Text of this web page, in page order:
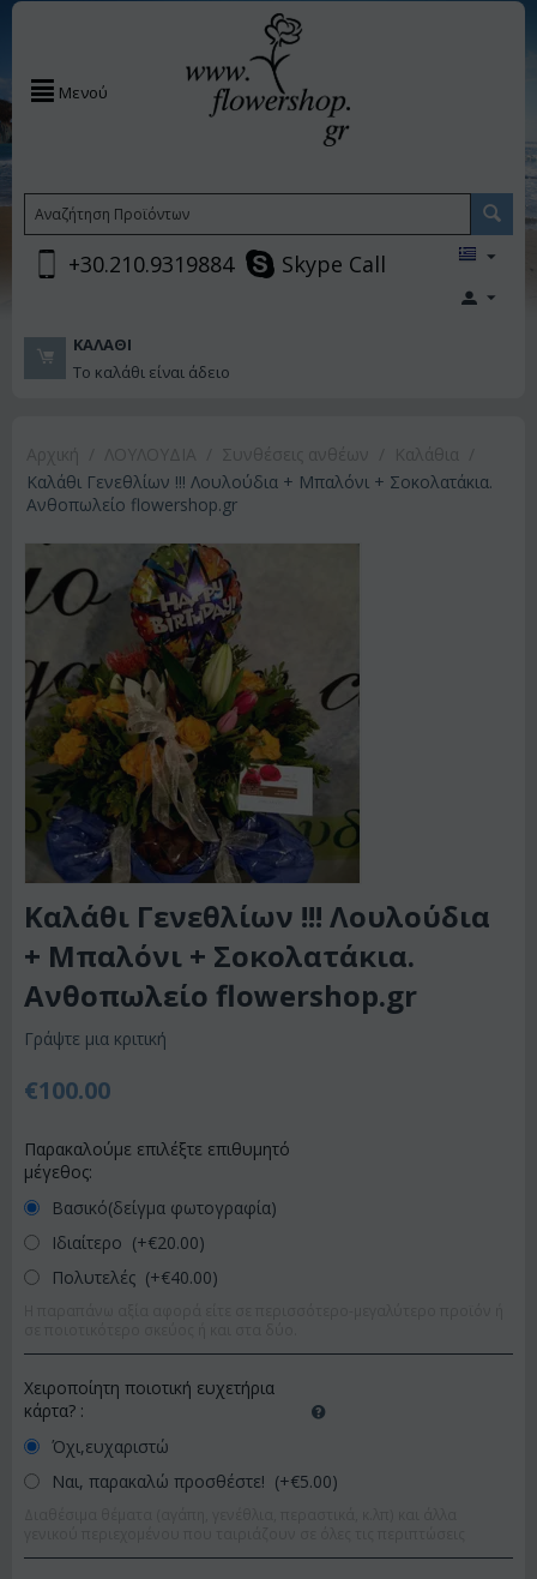
Μενού
+30.210.9319884 Skype Call
ΚΑΛΆΘΙ
Το καλάθι είναι άδειο
Καλάθι Γενεθλίων !!! Λουλούδια + Μπαλόνι + Σοκολατάκια.
Ανθοπωλείο flowershop.gr
Καλάθι Γενεθλίων !!! Λουλούδια
+ Μπαλόνι + Σοκολατάκια.
Ανθοπωλείο flowershop.gr
Γράψτε μια κριτική
€100.00
Παρακαλούμε επιλέξτε επιθυμητό
μέγεθος:
Βασικό(δείγμα φωτογραφία)
Ιδιαίτερο (+€20.00)
Πολυτελές (+€40.00)
Χειροποίητη ποιοτική ευχετήρια
κάρτα? :
Όχι,ευχαριστώ
Ναι, παρακαλώ προσθέστε! (+€5.00)